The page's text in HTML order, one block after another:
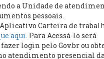
a Unidade de
pessoais.
Carteira de
aqui. Para Acessá-lo será
login pelo Gov.br ou
atendimento presencial da